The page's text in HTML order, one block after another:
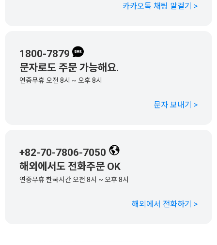
카카오톡 채팅 말걸기 >
1800-7879
문자로도 주문 가능해요.
연중무휴 오전 8시 ~ 오후 8시
문자 보내기 >
+82-70-7806-7050
해외에서도 전화주문 OK
연중무휴 한국시간 오전 8시 ~ 오후 8시
해외에서 전화하기 >